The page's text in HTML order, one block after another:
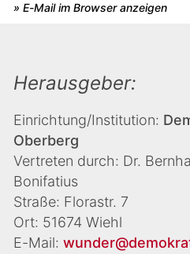
» E-Mail im Browser anzeigen
Herausgeber:
Einrichtung/Institution:
Oberberg
Vertreten durch: Dr.
Bonifatius
Straße: Florastr. 7
Ort: 51674 Wiehl
E-Mail: